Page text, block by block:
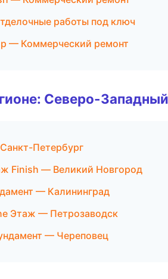
работы под ключ
— Коммерческий ремонт
Северо-
Петербург
Finish — Великий Новгород
— Калининград
Этаж — Петрозаводск
— Череповец